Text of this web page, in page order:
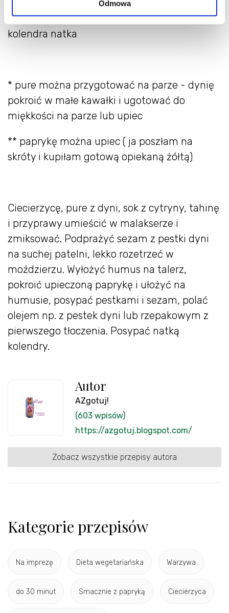
Odmowa
pieczona papryka**
kolendra natka
* pure można przygotować na parze - dynię
pokroić w małe kawałki i ugotować do
miękkości na parze lub upiec
** paprykę można upiec ( ja poszłam na
skróty i kupiłam gotową opiekaną żółtą)
Ciecierzycę, pure z dyni, sok z cytryny, tahinę
i przyprawy umieścić w malakserze i
zmiksować. Podprażyć sezam z pestki dyni
na suchej patelni, lekko rozetrzeć w
moździerzu. Wyłożyć humus na talerz,
pokroić upieczoną paprykę i ułożyć na
humusie, posypać pestkami i sezam, polać
olejem np. z pestek dyni lub rzepakowym z
pierwszego tłoczenia. Posypać natką
kolendry.
Autor
AZgotuj!
(603 wpisów)
https://azgotuj.blogspot.com/
Zobacz wszystkie przepisy autora
Kategorie przepisów
Na imprezę Dieta wegetariańska Warzywa
do 30 minut Smacznie z papryką Ciecierzyca